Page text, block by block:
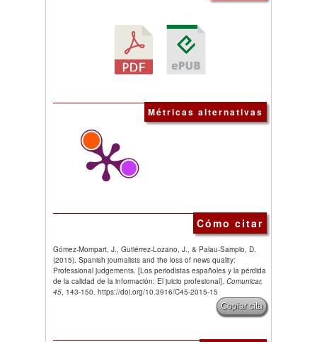
Métricas alternativas
Cómo citar
Gómez-Mompart, J., Gutiérrez-Lozano, J., & Palau-Sampio, D.
(2015). Spanish journalists and the loss of news quality:
Professional judgements. [Los periodistas españoles y la pérdida
de la calidad de la información: El juicio profesional]. Comunicar,
45, 143-150. https://doi.org/10.3916/C45-2015-15
Copiar cita